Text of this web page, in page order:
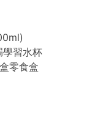
習水杯
零食盒